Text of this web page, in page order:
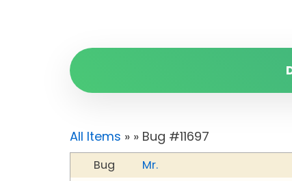
All Items » » Bug #11697
Bug
Mr.